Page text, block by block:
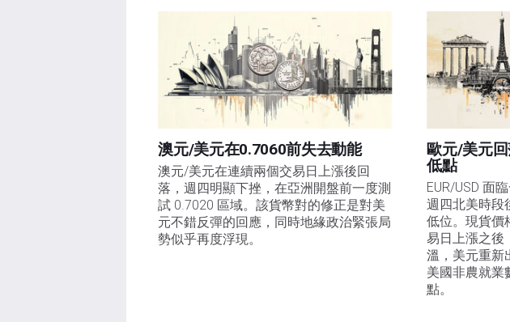
澳元/美元在0.7060前失去動能
澳元/美元在連續兩個交易日上漲後回
落，週四明顯下挫，在亞洲開盤前一度測
試 0.7020 區域。該貨幣對的修正是對美
元不錯反彈的回應，同時地緣政治緊張局
勢似乎再度浮現。
歐元/美元
低點
EUR/USD 面
週四北美時段
低位。現貨價
易日上漲之後
溫，美元重新
美國非農就業
點。